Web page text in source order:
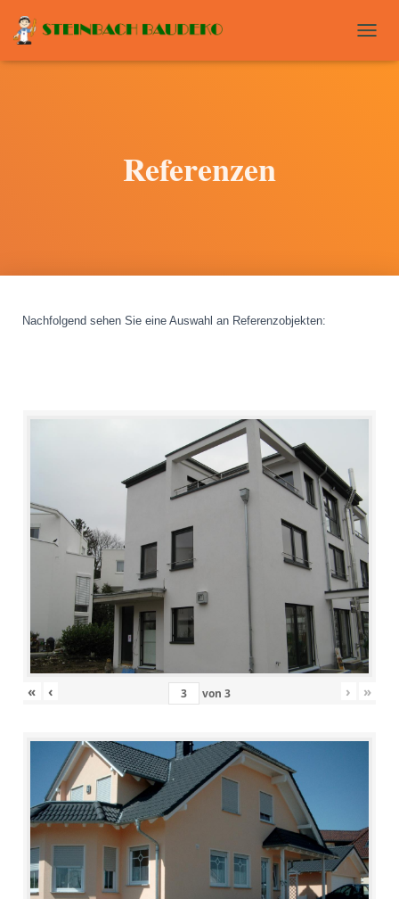
O
Referenzen
Nachfolgend sehen Sie eine Auswahl an Referenzobjekten:
« ‹ von 3 › »